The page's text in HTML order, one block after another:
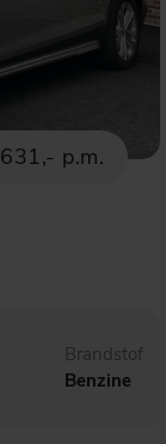
631,- p.m.
Brandstof
Benzine